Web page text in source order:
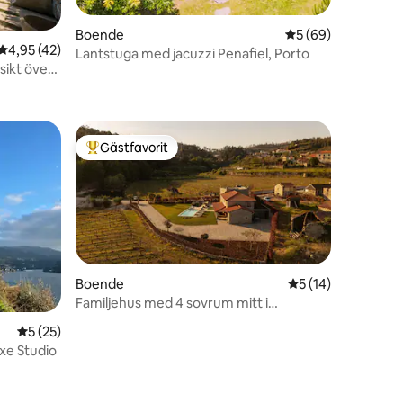
av 5 i genomsnittligt betyg, 42 omdömen
4,95 (42)
över
Boende 5 av 5 i
5 (69)
Lantstuga med jacuzzi Penafiel, Porto
5 av 5 i genomsnittligt betyg, 25 omdömen
5 (25)
Deluxe Studio
Populär gästfavorit
Gästfavorit
Boende 5 av 5 i
5 (14)
Familjehus med 4 sovrum mitt i